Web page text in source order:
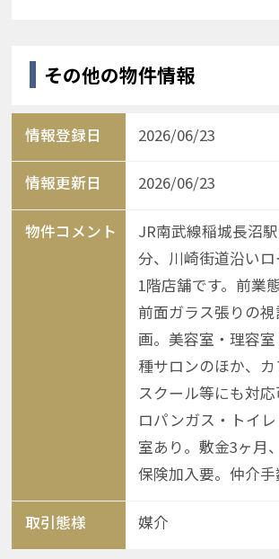
その他の物件情報
情報登録日 2026/06/23
情報更新日 2026/06/23
物件コメント
JR南武線稲城長沼
分、川崎街道沿い
1階店舗です。前業
前面ガラス張りの
画。美容室・理容
種サロンのほか、カ
スクール等にも対
ロパンガス・トイ
室あり。敷金3ヶ月
保険加入要。仲介手
取引態様 媒介